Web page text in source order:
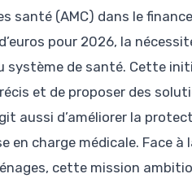
santé (AMC) dans le
pour 2026, la
système de santé. Cette
et de proposer des
aussi d’améliorer la
en charge médicale. Face
cette mission